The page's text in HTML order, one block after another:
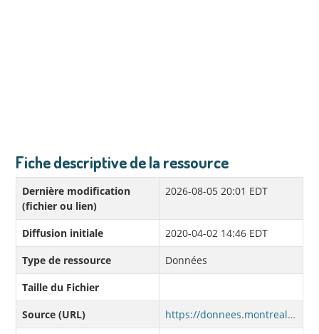
Fiche descriptive de la ressource
Dernière modification
(fichier ou lien)
2026-08-05 20:01 EDT
Diffusion initiale
2020-04-02 14:46 EDT
Type de ressource
Données
Taille du Fichier
Source (URL)
https://donnees.montreal.ca/dataset/c69e78c6-e454-4bd9-9778-e4b0eaf8105b/resource/beff8ce0-7a61-4a82-95b5-96d89bafa671/download/casernes.geojson